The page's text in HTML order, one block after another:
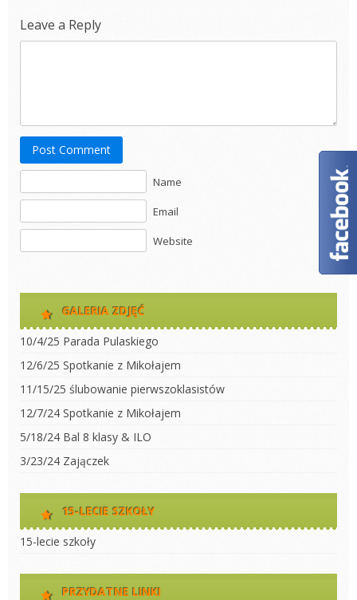
Leave a Reply
Post Comment
Name
Email
Website
GALERIA ZDJĘĆ
10/4/25 Parada Pulaskiego
12/6/25 Spotkanie z Mikołajem
11/15/25 ślubowanie pierwszoklasistów
12/7/24 Spotkanie z Mikołajem
5/18/24 Bal 8 klasy & ILO
3/23/24 Zajączek
15-LECIE SZKOŁY
15-lecie szkoły
PRZYDATNE LINKI